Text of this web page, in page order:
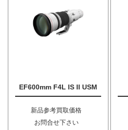
EF600mm F4L IS II USM
新品参考買取価格
お問合せ下さい